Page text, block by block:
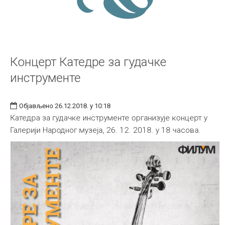
Концерт Катедре за гудачке
инструменте
Објављено 26.12.2018. у 10:18
Катедра за гудачке инструменте организује концерт у
Галерији Народног музеја, 26. 12. 2018. у 18 часова.